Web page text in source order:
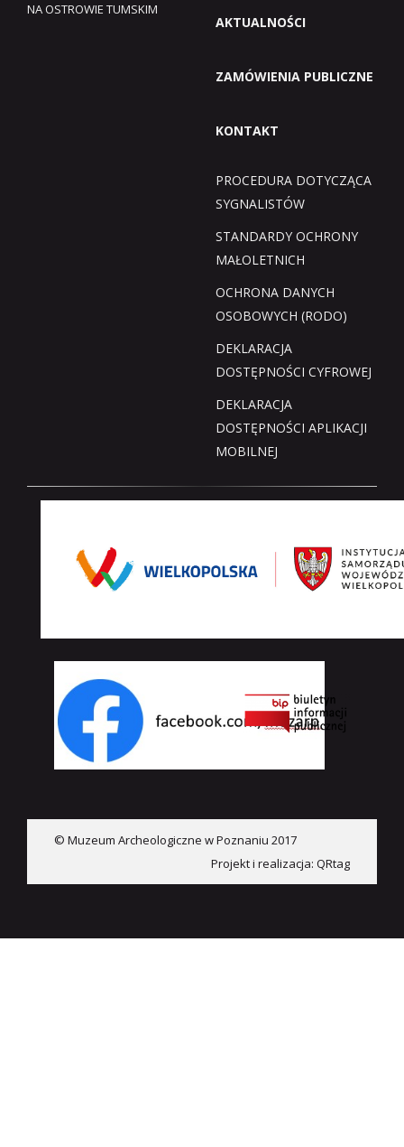
NA OSTROWIE TUMSKIM
AKTUALNOŚCI
ZAMÓWIENIA PUBLICZNE
KONTAKT
PROCEDURA DOTYCZĄCA
SYGNALISTÓW
STANDARDY OCHRONY
MAŁOLETNICH
OCHRONA DANYCH
OSOBOWYCH (RODO)
DEKLARACJA
DOSTĘPNOŚCI CYFROWEJ
DEKLARACJA
DOSTĘPNOŚCI APLIKACJI
MOBILNEJ
© Muzeum Archeologiczne w Poznaniu 2017
Projekt i realizacja: QRtag